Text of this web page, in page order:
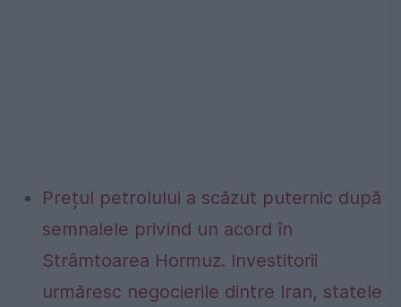
Prețul petrolului a scăzut puternic după
semnalele privind un acord în
Strâmtoarea Hormuz. Investitorii
urmăresc negocierile dintre Iran, statele